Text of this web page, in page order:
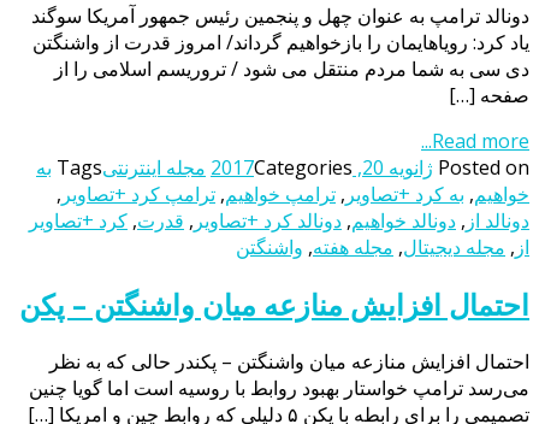
دونالد ترامپ به عنوان چهل و پنجمین رئیس جمهور آمریکا سوگند
یاد کرد: رویاهایمان را بازخواهیم گرداند/ امروز قدرت از واشنگتن
دی سی به شما مردم منتقل می شود / تروریسم اسلامی را از
صفحه […]
Read more...
Posted on ژانویه 20, 2017 Categories مجله اینترنتیTags به
خواهیم, به کرد +تصاویر , ترامپ خواهیم, ترامپ کرد +تصاویر ,
دونالد از , دونالد خواهیم, دونالد کرد +تصاویر , قدرت, کرد +تصاویر
از , مجله دیجیتال, مجله هفته, واشنگتن
احتمال افزایش منازعه میان واشنگتن – پکن
احتمال افزایش منازعه میان واشنگتن – پکندر حالی که به نظر
می‌رسد ترامپ خواستار بهبود روابط با روسیه است اما گویا چنین
تصمیمی را برای رابطه با پکن ۵ دلیلی که روابط چین و امریکا […]